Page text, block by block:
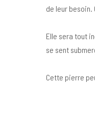
de leur
Elle sera tout
se sent
Cette pierre